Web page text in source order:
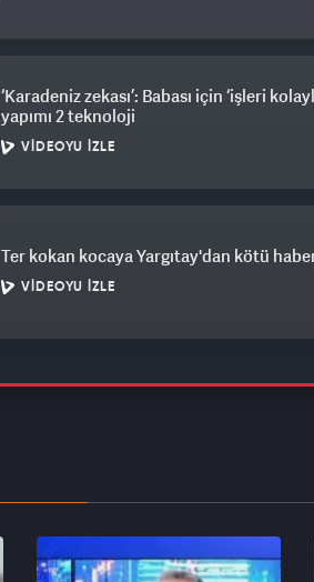
‘Karadeniz zekası’: Babası için ‘işleri
yapımı 2 teknoloji
VIDEOYU İZLE
Ter kokan kocaya Yargıtay'dan kötü
VIDEOYU İZLE
Mekke Anlaşması'na yeni üye mi?
Yardımcısı Yılmaz cevap verdi